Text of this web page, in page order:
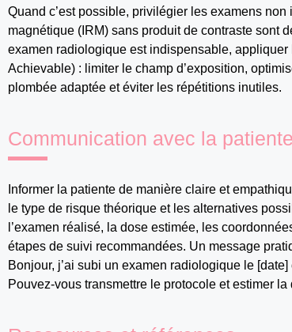
Quand c’est possible, privilégier les examens
magnétique (IRM) sans produit de contraste sont
examen radiologique est indispensable,
Achievable) : limiter le champ d’exposition,
plombée adaptée et éviter les répétitions inutiles.
Communication avec la patiente
Informer la patiente de manière claire et
le type de risque théorique et les alternatives
l’examen réalisé, la dose estimée, les
étapes de suivi recommandées. Un message
Bonjour, j’ai subi un examen radiologique le
Pouvez‑vous transmettre le protocole et estimer